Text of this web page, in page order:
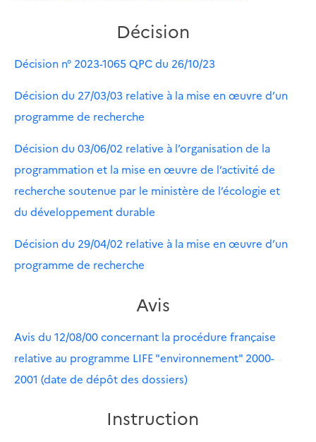
Décision
Décision n° 2023-1065 QPC du 26/10/23
Décision du 27/03/03 relative à la mise en œuvre d’un
programme de recherche
Décision du 03/06/02 relative à l’organisation de la
programmation et la mise en œuvre de l’activité de
recherche soutenue par le ministère de l’écologie et
du développement durable
Décision du 29/04/02 relative à la mise en œuvre d’un
programme de recherche
Avis
Avis du 12/08/00 concernant la procédure française
relative au programme LIFE "environnement" 2000-
2001 (date de dépôt des dossiers)
Instruction